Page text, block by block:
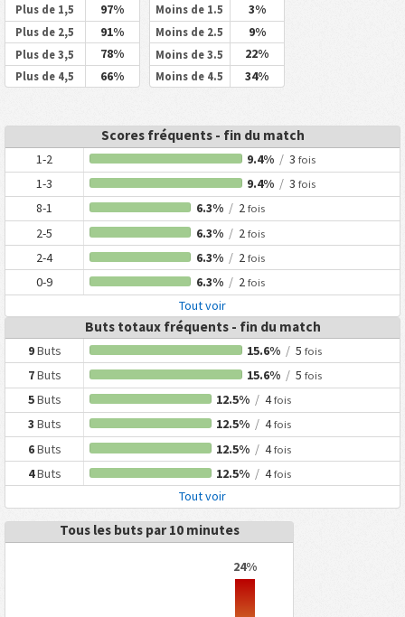
Plus de 1,5 97%
Plus de 2,5 91%
Plus de 3,5 78%
Plus de 4,5 66%
Moins de 1.5 3%
Moins de 2.5 9%
Moins de 3.5 22%
Moins de 4.5 34%
Scores fréquents - fin du match
1-2 9.4% / 3fois
1-3 9.4% / 3fois
8-1 6.3% /2 fois
2-5 6.3% /2 fois
2-4 6.3% /2 fois
0-9 6.3% /2 fois
Tout voir
Buts totaux fréquents - fin du match
9Buts 15.6% / 5fois
7Buts 15.6% / 5fois
5Buts 12.5% / 4fois
3 Buts 12.5% / 4fois
6Buts 12.5% / 4fois
4Buts 12.5% / 4fois
Tout voir
Tous les buts par 10 minutes
24%